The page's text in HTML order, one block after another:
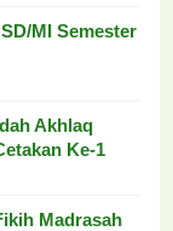
MI Semester
Akhlaq
Ke-1
Madrasah